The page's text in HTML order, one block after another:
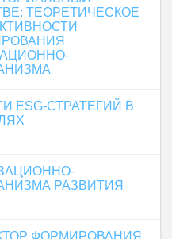
ТЕОРЕТИЧЕСКОЕ
ESG-СТРАТЕГИЙ В
РАЗВИТИЯ
ФОРМИРОВАНИЯ